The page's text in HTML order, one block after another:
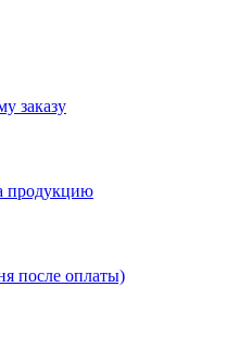
заказу
продукцию
после оплаты)